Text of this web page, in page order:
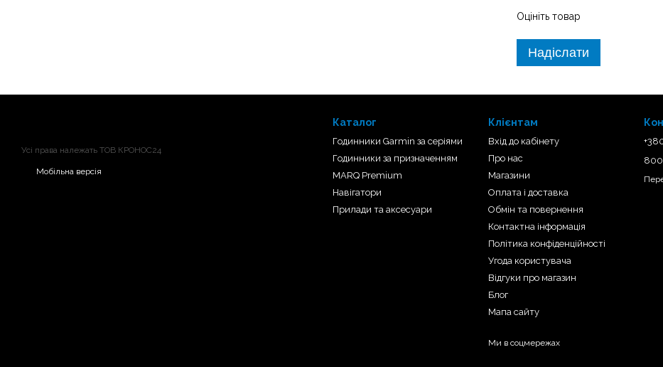
Оцініть товар
Надіслати
Усі права належать ТОВ КРОНОС24
Мобільна версія
Каталог
Годинники Garmin за серіями
Годинники за призначенням
MARQ Premium
Навігатори
Прилади та аксесуари
Клієнтам
Вхід до кабінету
Про нас
Магазини
Оплата і доставка
Обмін та повернення
Контактна інформація
Політика конфіденційності
Угода користувача
Відгуки про магазин
Блог
Мапа сайту
Ми в соцмережах